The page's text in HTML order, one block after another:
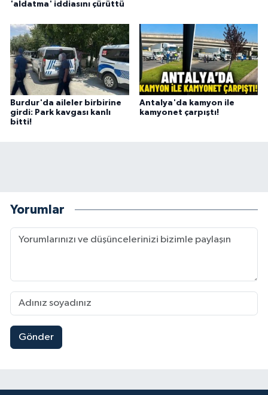
'aldatma' iddiasını çürüttü
Burdur'da aileler birbirine
girdi: Park kavgası kanlı
bitti!
Antalya'da kamyon ile
kamyonet çarpıştı!
Yorumlar
Gönder